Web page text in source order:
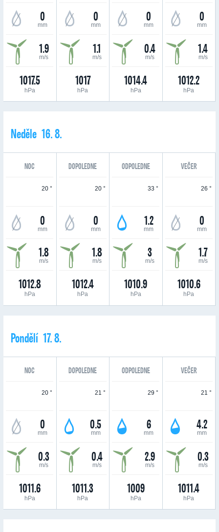
0
mm
1.9
m/s
1017.5
hPa
0
mm
1.1
m/s
1017
hPa
0
mm
0.4
m/s
1014.4
hPa
0
mm
1.4
m/s
1012.2
hPa
Neděle 16. 8.
NOC DOPOLEDNE ODPOLEDNE VEČER
20 °
0
mm
1.8
m/s
1012.8
hPa
20 °
0
mm
1.8
m/s
1012.4
hPa
33 °
1.2
mm
3
m/s
1010.9
hPa
26 °
0
mm
1.7
m/s
1010.6
hPa
Pondělí 17. 8.
NOC DOPOLEDNE ODPOLEDNE VEČER
20 °
0
mm
0.3
m/s
1011.6
hPa
21 °
0.5
mm
0.4
m/s
1011.3
hPa
29 °
6
mm
2.9
m/s
1009
hPa
21 °
4.2
mm
0.3
m/s
1011.4
hPa